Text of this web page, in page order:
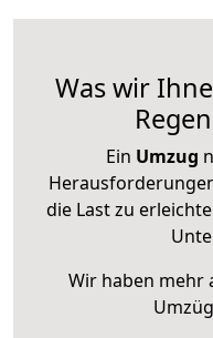
Was wir
Ein Umzug
die Last zu
Wir haben mehr